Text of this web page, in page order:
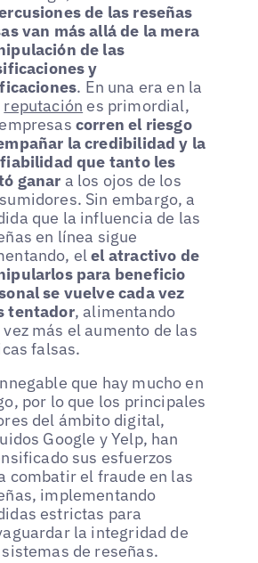
de las reseñas
van más allá de la mera
de las
y
. En una era en la
reputación es primordial,
corren el riesgo
la credibilidad y la
que tanto les
ganar a los ojos de los
Sin embargo, a
que la influencia de las
en línea sigue
elel atractivo de
para beneficio
se vuelve cada vez
tentador, alimentando
vez más el aumento de las
falsas.
que hay mucho en
por lo que los principales
del ámbito digital,
Google y Yelp, han
sus esfuerzos
combatir el fraude en las
implementando
estrictas para
la integridad de
sistemas de reseñas.